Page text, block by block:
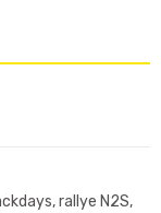
rallye N2S,